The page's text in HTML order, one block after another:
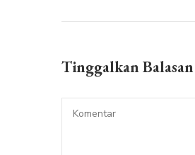
Tinggalkan Balasan